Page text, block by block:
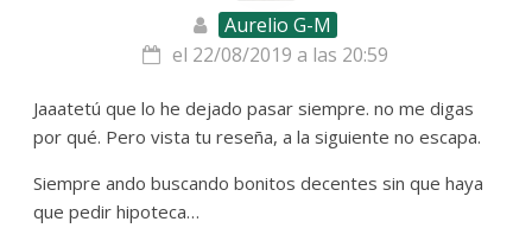
Aurelio G-M
el 22/08/2019 a las 20:59
Jaaatetú que lo he dejado pasar siempre. no me digas
por qué. Pero vista tu reseña, a la siguiente no escapa.
Siempre ando buscando bonitos decentes sin que haya
que pedir hipoteca…